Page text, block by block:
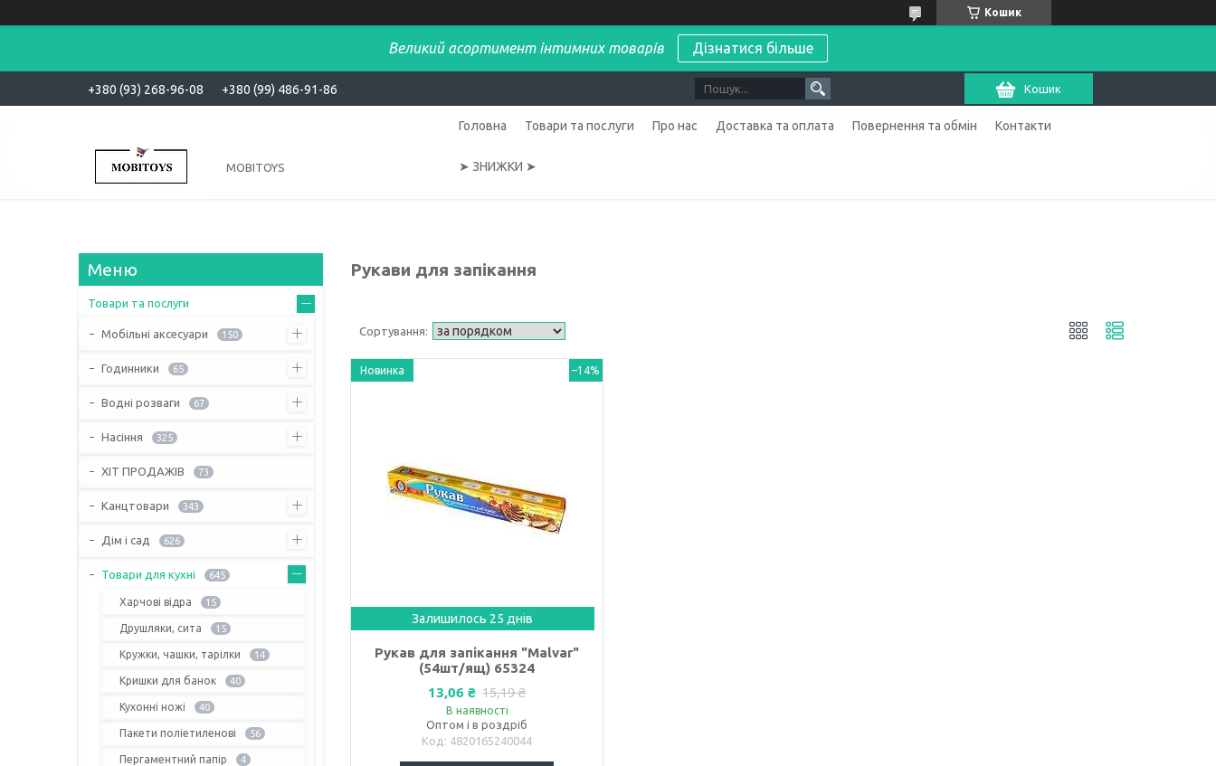
Кошик
Великий асортимент інтимних товарів Дізнатися більше
+380 (93) 268-96-08 +380 (99) 486-91-86 Кошик
MOBITOYS
Головна Товари та послуги Про нас Доставка та оплата Повернення та обмін Контакти
➤ ЗНИЖКИ ➤
Рукави для запікання
Новинка –14%
Залишилось 25 днів
Рукав для запікання "Malvar"
(54шт/ящ) 65324
13,06 ₴ 15,19 ₴
В наявності
Оптом і в роздріб
4820165240044
Товари та послуги
Мобільні аксесуари 150
Годинники 65
Водні розваги 67
Насіння 325
ХІТ ПРОДАЖІВ 73
Канцтовари 343
Дім і сад 626
Товари для кухні 645
Харчові відра 15
Друшляки, сита 15
Кружки, чашки, тарілки 14
Кришки для банок 40
Кухонні ножі 40
Пакети поліетиленові 56
Пергаментний папір 4